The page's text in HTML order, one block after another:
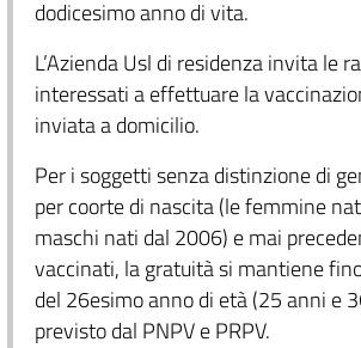
dodicesimo anno di vita.
L’Azienda Usl di residenza invita le
interessati a effettuare la
inviata a domicilio.
Per i soggetti senza distinzione di
per coorte di nascita (le femmine
maschi nati dal 2006) e mai
vaccinati, la gratuità si mantiene
del 26esimo anno di età (25 anni e
previsto dal PNPV e PRPV.